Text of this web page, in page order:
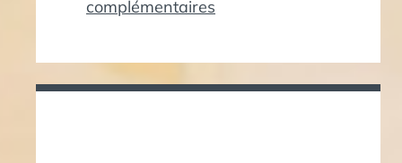
complémentaires